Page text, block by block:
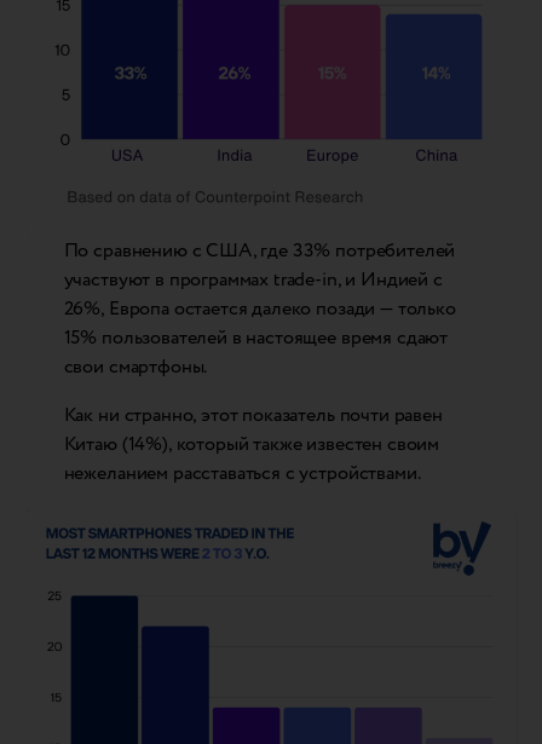
По сравнению с США, где 33% потребителей
участвуют в программах trade-in, и Индией с
26%, Европа остается далеко позади — только
15% пользователей в настоящее время сдают
свои смартфоны.
Как ни странно, этот показатель почти равен
Китаю (14%), который также известен своим
нежеланием расставаться с устройствами.